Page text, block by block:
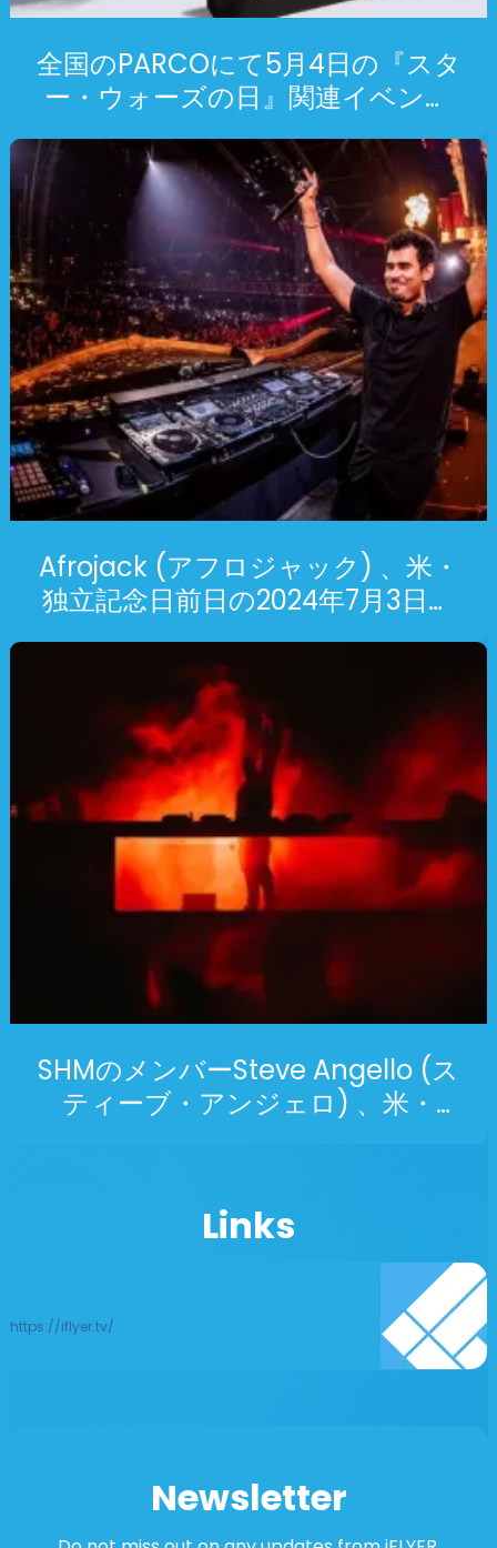
全国のPARCOにて5月4日の『スタ
ー・ウォーズの日』関連イベント
を開催、約100種のスペシャルアイ
テムの先行販売、ポップアップス
トア等【2024年4月26日～5月12
日】
Afrojack (アフロジャック) 、米・
独立記念日前日の2024年7月3日に
ロサンゼルスHollywood
Palladiumにて4時間セット公演開
催！
SHMのメンバーSteve Angello (ス
ティーブ・アンジェロ) 、米・
Links
https://iflyer.tv/
Newsletter